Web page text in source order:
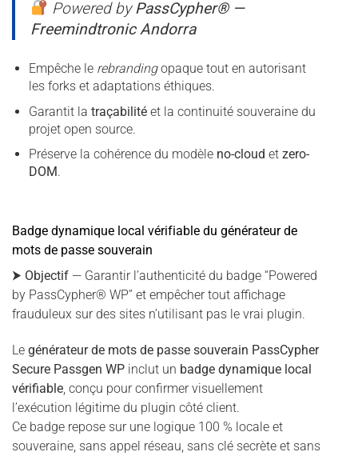
Powered byPassCypher® —
Freemindtronic Andorra
Empêche le rebrandingopaque tout en autorisant
les forks et adaptations éthiques.
Garantit la traçabilitéet la continuité souveraine du
projet open source.
Préserve la cohérence du modèle no-cloud et zero-
DOM.
Badge dynamique local vérifiable du générateur de
mots de passe souverain
⮞ Objectif — Garantir l’authenticité du badge “Powered
by PassCypher® WP” et empêcher tout affichage
frauduleux sur des sites n’utilisant pas le vrai plugin.
Le générateur de mots de passe souverain PassCypher
Secure Passgen WP inclut un badge dynamique local
vérifiable, conçu pour confirmer visuellement
l’exécution légitime du plugin côté client.
Ce badge repose sur une logique 100 % locale et
souveraine, sans appel réseau, sans clé secrète et sans